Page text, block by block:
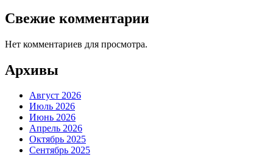
Свежие комментарии
Нет комментариев для просмотра.
Архивы
Август 2026
Июль 2026
Июнь 2026
Апрель 2026
Октябрь 2025
Сентябрь 2025